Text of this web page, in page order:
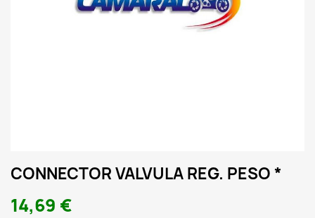
CONNECTOR VALVULA REG. PESO *
14,69 €